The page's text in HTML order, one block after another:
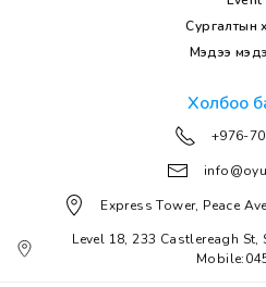
Сургалтын
Мэдээ
Холбоо
+976-
Express Tower, Peace
Level 18, 233 Castlereagh